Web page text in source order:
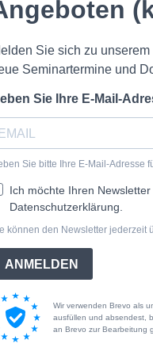
Sie sich zu
Seminartermine und
Sie Ihre E-Mail-
Sie bitte Ihre E-Mail-Adresse
Ich möchte Ihren
Datenschutzerklärung.
können den Newsletter jederzeit
ANMELDEN
Wir verwenden Brevo als
ausfüllen und absendest,
an Brevo zur Bearbeitung